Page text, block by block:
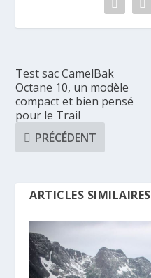
Test sac CamelBak
Octane 10, un modèle
compact et bien pensé
pour le Trail
PRÉCÉDENT
ARTICLES SIMILAIRES